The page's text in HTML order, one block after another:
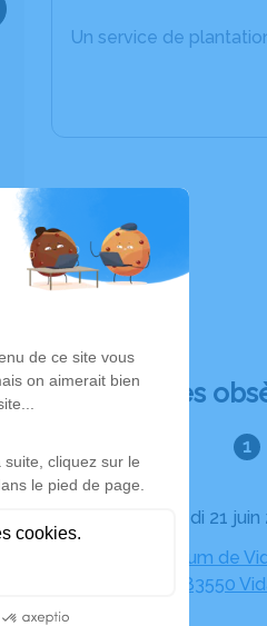
Un service de
Déroulé des
Le vendredi 21
Crématorium de
Parasols, 83550